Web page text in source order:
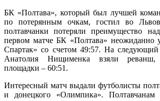
БК «Полтава», который был лучшей
по потерянным очкам, гостил во
полтавчанки потеряли преимущество
первом матче БК «Полтава»
Спартак» со счетом 49:57. На
Анатолия Нищименка взяли реванш,
площадки – 60:51.
Интересный матч выдали футболисты
и донецкого «Олимпика». Полтавчанам